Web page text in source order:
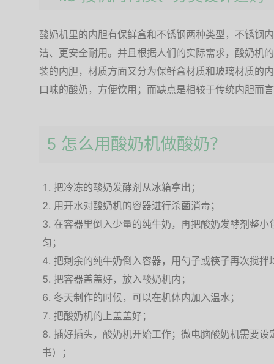
酸奶机里的内胆有保鲜盒和不锈钢两种类型，不锈钢
洁、更安全耐用。并且根据人们的实际需求，酸奶机
装的内胆，材质方面又分为保鲜盒材质和玻璃材质的
口味的酸奶，方便饮用；而缺点是相较于传统内胆而
5 怎么用酸奶机做酸奶？
把冷冻的酸奶发酵剂从冰箱拿出；
用开水对酸奶机的容器进行杀菌消毒；
在容器里倒入少量的纯牛奶，再把酸奶发酵剂整
匀；
把剩余的纯牛奶倒入容器，用勺子或筷子再次搅拌
把容器盖盖好，放入酸奶机内；
冬天制作的时候，可以在机体内加入温水；
把酸奶机的上盖盖好；
插好插头，酸奶机开始工作；微电脑酸奶机需要
书）；